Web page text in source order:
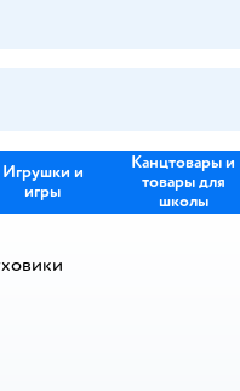
Игрушки и
игры
Канцтовары и
товары для
школы